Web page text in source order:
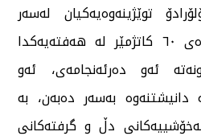
توێژینەوەیەکیان لەسەر
زیانەکانی دانیشتن بۆماوەی ٦٠ کاتژمێر لە هەفتەیەکدا
ئەو دەرئەنجامەی، ئەو
بەسەر دەبەن، بە
دڵ و گرفتەکانی